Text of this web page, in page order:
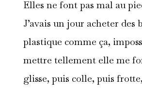
Elles ne font pas mal au
J’avais un jour acheter des
plastique comme ça,
mettre tellement elle me
glisse, puis colle, puis